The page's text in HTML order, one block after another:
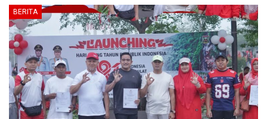
BERITA